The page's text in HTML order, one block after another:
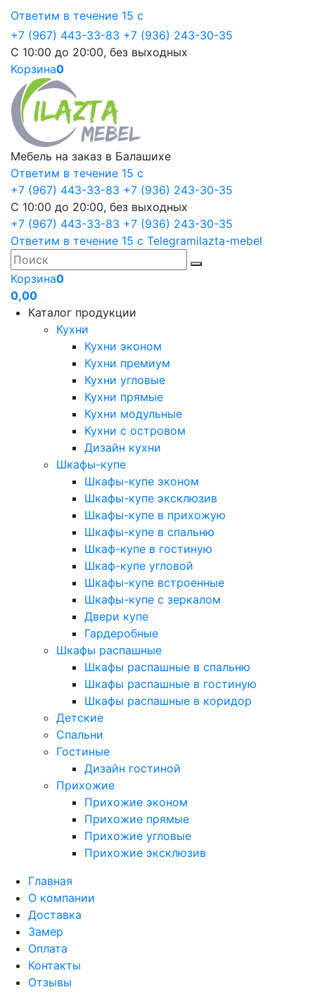
Ответим в течение 15 с
+7 (967) 443-33-83 +7 (936) 243-30-35
С 10:00 до 20:00, без выходных
Корзина0
Мебель на заказ в Балашихе
Ответим в течение 15 с
+7 (967) 443-33-83 +7 (936) 243-30-35
С 10:00 до 20:00, без выходных
+7 (967) 443-33-83 +7 (936) 243-30-35
Ответим в течение 15 с Telegramilazta-mebel
Корзина0
0,00
Каталог продукции
Кухни
Кухни эконом
Кухни премиум
Кухни угловые
Кухни прямые
Кухни модульные
Кухни с островом
Дизайн кухни
Шкафы-купе
Шкафы-купе эконом
Шкафы-купе эксклюзив
Шкафы-купе в прихожую
Шкафы-купе в спальню
Шкаф-купе в гостиную
Шкаф-купе угловой
Шкафы-купе встроенные
Шкафы-купе с зеркалом
Двери купе
Гардеробные
Шкафы распашные
Шкафы распашные в спальню
Шкафы распашные в гостиную
Шкафы распашные в коридор
Детские
Спальни
Гостиные
Дизайн гостиной
Прихожие
Прихожие эконом
Прихожие прямые
Прихожие угловые
Прихожие эксклюзив
Главная
О компании
Доставка
Замер
Оплата
Контакты
Отзывы